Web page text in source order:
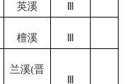
英溪 Ⅲ
檀溪 Ⅲ
兰溪(晋
Ⅲ